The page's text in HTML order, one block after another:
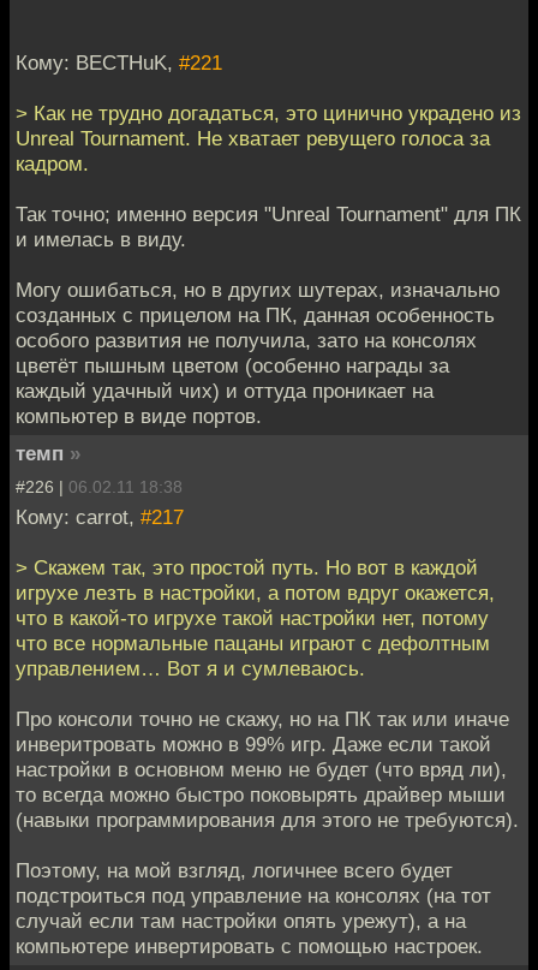
Кому: BECTHuK, #221
> Как не трудно догадаться, это цинично украдено из
Unreal Tournament. Не хватает ревущего голоса за
кадром.
Так точно; именно версия "Unreal Tournament" для ПК
и имелась в виду.
Могу ошибаться, но в других шутерах, изначально
созданных с прицелом на ПК, данная особенность
особого развития не получила, зато на консолях
цветёт пышным цветом (особенно награды за
каждый удачный чих) и оттуда проникает на
компьютер в виде портов.
темп »
#226 | 06.02.11 18:38
Кому: carrot, #217
> Скажем так, это простой путь. Но вот в каждой
игрухе лезть в настройки, а потом вдруг окажется,
что в какой-то игрухе такой настройки нет, потому
что все нормальные пацаны играют с дефолтным
управлением… Вот я и сумлеваюсь.
Про консоли точно не скажу, но на ПК так или иначе
инверитровать можно в 99% игр. Даже если такой
настройки в основном меню не будет (что вряд ли),
то всегда можно быстро поковырять драйвер мыши
(навыки программирования для этого не требуются).
Поэтому, на мой взгляд, логичнее всего будет
подстроиться под управление на консолях (на тот
случай если там настройки опять урежут), а на
компьютере инвертировать с помощью настроек.